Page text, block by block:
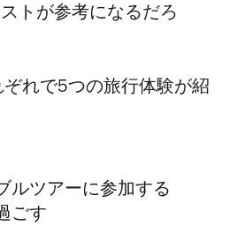
トが参考になるだろ
れで5つの旅行体験が紹
ルツアーに参加する
ごす